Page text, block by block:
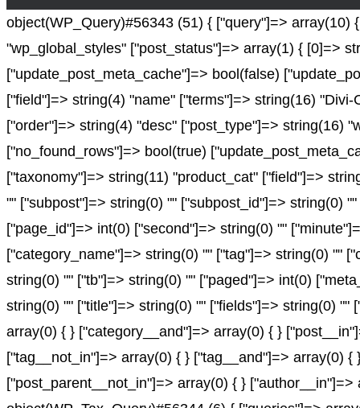
object(WP_Query)#56343 (51) { ["query"]=>
"wp_global_styles" ["post_status"]=> array(1) { [0]=>
["update_post_meta_cache"]=> bool(false)
["field"]=> string(4) "name" ["terms"]=> string(16)
["order"]=> string(4) "desc" ["post_type"]=> string(16)
["no_found_rows"]=> bool(true)
["taxonomy"]=> string(11) "product_cat" ["field"]=>
"" ["subpost"]=> string(0) "" ["subpost_id"]=> string(0)
["page_id"]=> int(0) ["second"]=> string(0) ""
["category_name"]=> string(0) "" ["tag"]=> string(0) ""
string(0) "" ["tb"]=> string(0) "" ["paged"]=> int(0)
string(0) "" ["title"]=> string(0) "" ["fields"]=> string(0)
array(0) { } ["category__and"]=> array(0) { }
["tag__not_in"]=> array(0) { } ["tag__and"]=> array(0)
["post_parent__not_in"]=> array(0) { }